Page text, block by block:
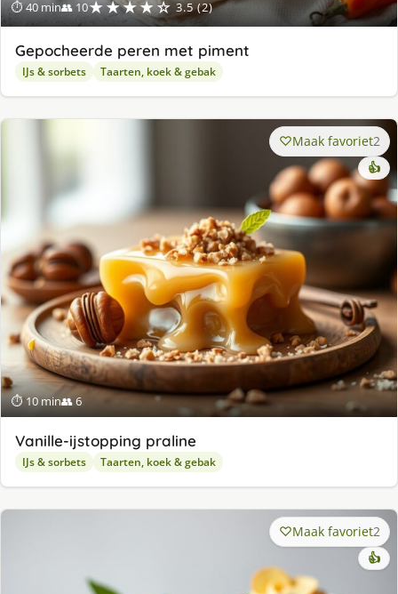
⏱ 40 min👥 10★★★★☆ 3.5 (2)
Gepocheerde peren met piment
IJs & sorbets Taarten, koek & gebak
⏱ 10 min👥 6
Maak favoriet2
👍
Va­nil­le-ijstop­ping pra­li­ne
IJs & sorbets Taarten, koek & gebak
Maak favoriet2
👍